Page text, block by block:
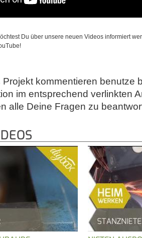
Du über unsere neuen Videos informiert
kommentieren benutze
im entsprechend verlinkten
alle Deine Fragen zu